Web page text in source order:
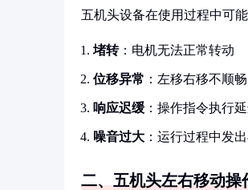
五机头设备在使用过程中可
堵转：电机无法正常转动
位移异常 ：左移右移不顺畅
响应迟缓 ：操作指令执行
噪音过大 ：运行过程中发
二、五机头左右移动操